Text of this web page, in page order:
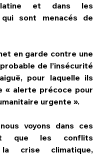
latine et dans les
sont menacés de
en garde contre une
de l’insécurité
pour laquelle ils
« alerte précoce pour
urgente ».
que les conflits
la crise climatique,